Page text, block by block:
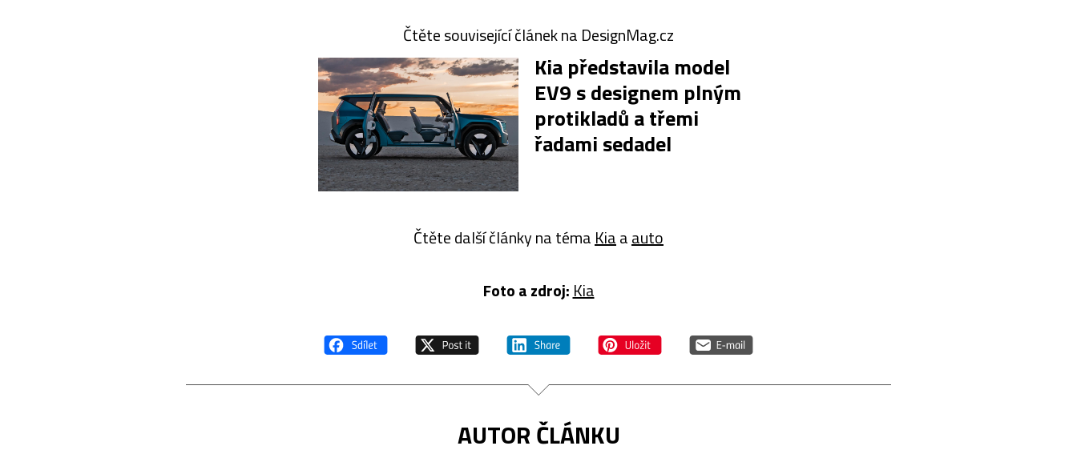
Čtěte související článek na DesignMag.cz
Kia představila model
EV9 s designem plným
protikladů a třemi
řadami sedadel
Čtěte další články na téma Kiaaauto
Foto a zdroj: Kia
AUTOR ČLÁNKU